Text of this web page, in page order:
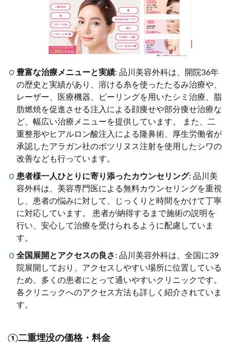
豊富な治療メニューと実績: 品川美容外科は、開院36年
の歴史と実績があり、溶ける糸を使ったたるみ治療や、
レーザー、医療機器、ピーリングを用いたシミ治療、脂
肪燃焼を促進させる注入による顔痩せや部分痩せ治療な
ど、幅広い治療メニューを提供しています。 また、二
重整形やヒアルロン酸注入による隆鼻術、厚生労働省が
承認したアラガン社のボツリヌス注射を使用したシワの
改善なども行っています。
患者様一人ひとりに寄り添ったカウンセリング: 品川美
容外科は、美容専門医による無料カウンセリングを重視
し、患者の悩みに対して、じっくりと時間をかけて丁寧
に対応しています。 患者が納得するまで施術の説明を
行い、安心して治療を受けられるように配慮していま
す。
全国展開とアクセスの良さ: 品川美容外科は、全国に39
院展開しており、アクセスしやすい場所に位置している
ため、多くの患者にとって通いやすいクリニックです。
各クリニックへのアクセス方法も詳しく紹介されていま
す。
①二重埋没の価格・料金